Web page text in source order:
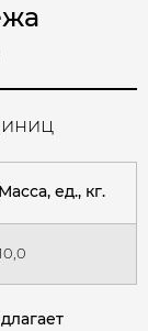
Масса, ед., кг.